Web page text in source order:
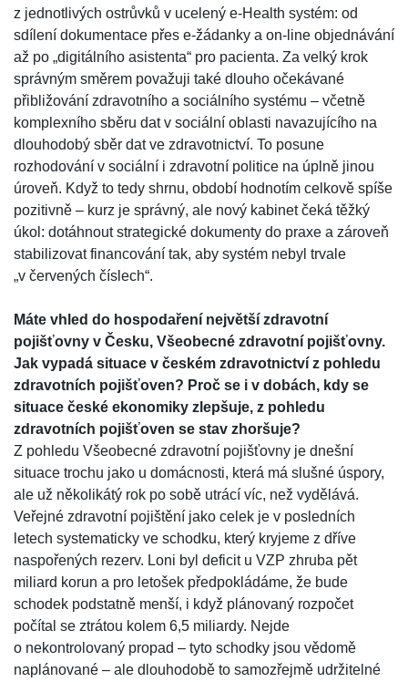
z jednotlivých ostrůvků v ucelený e-Health systém: od
sdílení dokumentace přes e-žádanky a on-line objednávání
až po „digitálního asistenta“ pro pacienta. Za velký krok
správným směrem považuji také dlouho očekávané
přibližování zdravotního a sociálního systému – včetně
komplexního sběru dat v sociální oblasti navazujícího na
dlouhodobý sběr dat ve zdravotnictví. To posune
rozhodování v sociální i zdravotní politice na úplně jinou
úroveň. Když to tedy shrnu, období hodnotím celkově spíše
pozitivně – kurz je správný, ale nový kabinet čeká těžký
úkol: dotáhnout strategické dokumenty do praxe a zároveň
stabilizovat financování tak, aby systém nebyl trvale
„v červených číslech“.
Máte vhled do hospodaření největší zdravotní
pojišťovny v Česku, Všeobecné zdravotní pojišťovny.
Jak vypadá situace v českém zdravotnictví z pohledu
zdravotních pojišťoven? Proč se i v dobách, kdy se
situace české ekonomiky zlepšuje, z pohledu
zdravotních pojišťoven se stav zhoršuje?
Z pohledu Všeobecné zdravotní pojišťovny je dnešní
situace trochu jako u domácnosti, která má slušné úspory,
ale už několikátý rok po sobě utrácí víc, než vydělává.
Veřejné zdravotní pojištění jako celek je v posledních
letech systematicky ve schodku, který kryjeme z dříve
naspořených rezerv. Loni byl deficit u VZP zhruba pět
miliard korun a pro letošek předpokládáme, že bude
schodek podstatně menší, i když plánovaný rozpočet
počítal se ztrátou kolem 6,5 miliardy. Nejde
o nekontrolovaný propad – tyto schodky jsou vědomě
naplánované – ale dlouhodobě to samozřejmě udržitelné